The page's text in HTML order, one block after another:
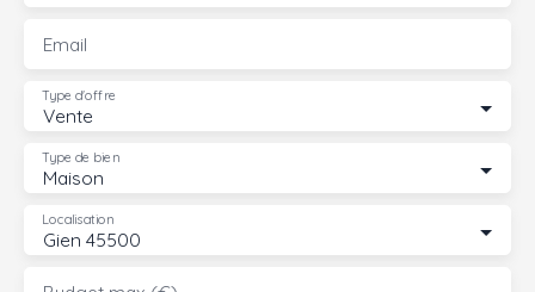
Email
Vente
Type d'offre
Maison
Type de bien
Gien 45500
Localisation